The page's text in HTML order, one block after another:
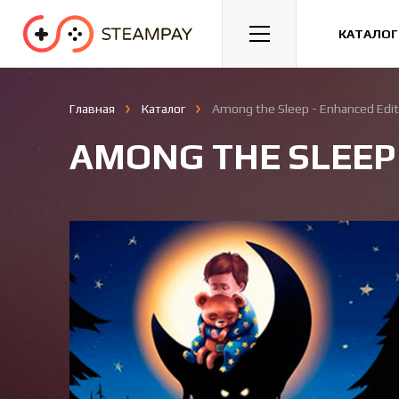
Спорт Гонки Казуальные
Главная Каталог Among the Sleep - Enhanced
AMONG THE